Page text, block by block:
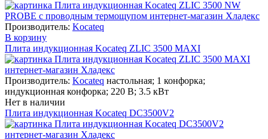
Производитель: Kocateq
В корзину
Плита индукционная Kocateq ZLIC 3500 MAXI
Производитель: Kocateq настольная; 1 конфорка;
индукционная конфорка; 220 В; 3.5 кВт
Нет в наличии
Плита индукционная Kocateq DC3500V2